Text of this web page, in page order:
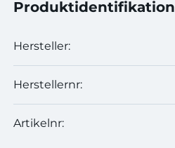
Produktidentifikation
Hersteller:
Herstellernr:
Artikelnr: